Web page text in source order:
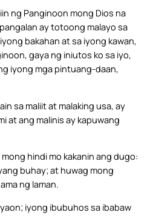
ng Panginoon mong Dios na
ay totoong malayo sa
bakahan at sa iyong kawan,
gaya ng iniutos ko sa iyo,
iyong mga pintuang-daan,
sa maliit at malaking usa, ay
at ang malinis ay kapuwang
hindi mo kakanin ang dugo:
buhay; at huwag mong
ng laman.
iyong ibubuhos sa ibabaw